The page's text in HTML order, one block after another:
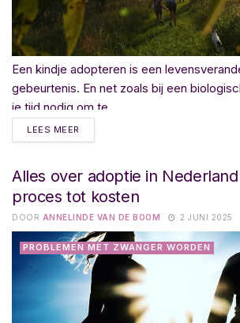
Een kindje adopteren is een
gebeurtenis. En net zoals bij een
je tijd nodig om te...
LEES MEER
Alles over adoptie in
proces tot kosten
DOOR ANNELINDE VAN DE BOOM 2 JUNI 2025
PROBLEMEN MET ZWANGER WORDEN